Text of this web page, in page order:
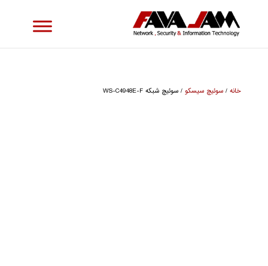
خانه/ سوئیچ سیسکو/ سوئیچ شبکه WS-C4948E-F